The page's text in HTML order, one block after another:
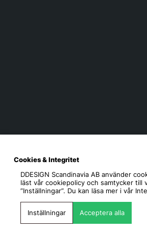
Cookies & Integritet
DDESIGN Scandinavia AB använder
läst vår cookiepolicy och samtycker till
”Inställningar”. Du kan läsa mer i vår
Inställningar Acceptera alla